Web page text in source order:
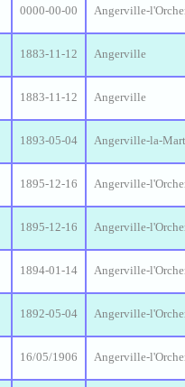
0000-00-00 Angerville-
1883-11-12 Angerville
1883-11-12 Angerville
1893-05-04 Angerville-la-
1895-12-16 Angerville-
1895-12-16 Angerville-
1894-01-14 Angerville-
1892-05-04 Angerville-
16/05/1906 Angerville-